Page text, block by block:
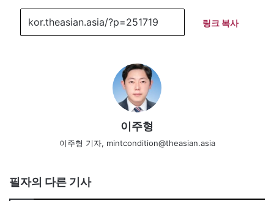
링크 복사
이주형
이주형 기자, mintcondition@theasian.asia
필자의 다른 기사